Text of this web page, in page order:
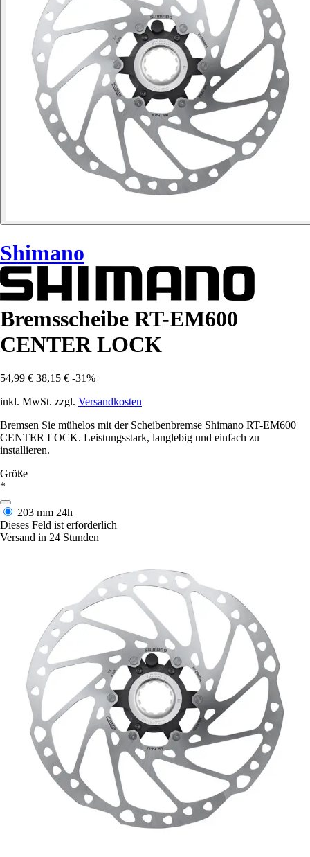
Shimano
Bremsscheibe RT-EM600
CENTER LOCK
54,99 € 38,15 € -31%
inkl. MwSt. zzgl. Versandkosten
Bremsen Sie mühelos mit der Scheibenbremse Shimano RT-EM600
CENTER LOCK. Leistungsstark, langlebig und einfach zu
installieren.
Größe
*
203 mm 24h
Dieses Feld ist erforderlich
Versand in 24 Stunden